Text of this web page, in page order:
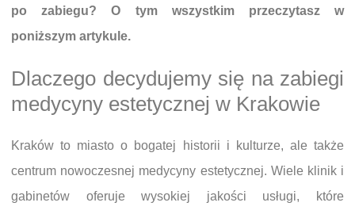
po zabiegu? O tym wszystkim przeczytasz w
poniższym artykule.
Dlaczego decydujemy się na zabiegi
medycyny estetycznej w Krakowie
Kraków to miasto o bogatej historii i kulturze, ale także
centrum nowoczesnej medycyny estetycznej. Wiele klinik i
gabinetów oferuje wysokiej jakości usługi, które